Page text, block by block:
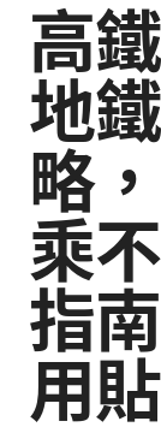
高
地
略
乘
指
用